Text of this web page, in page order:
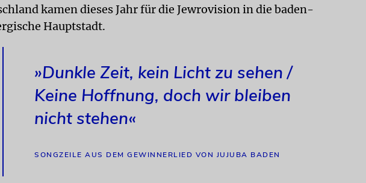
kamen dieses Jahr für die Jewrovision in die baden-
Hauptstadt.
»Dunkle Zeit, kein Licht zu sehen /
Keine Hoffnung, doch wir bleiben
nicht stehen«
SONGZEILE AUS DEM GEWINNERLIED VON JUJUBA BADEN